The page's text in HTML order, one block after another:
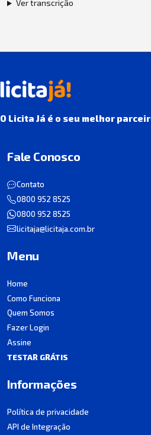
Ver transcrição
O Licita Já é o seu melhor
Fale Conosco
Contato
0800 952 8525
0800 952 8525
licitaja@licitaja.com.br
Menu
Home
Como Funciona
Quem Somos
Fazer Login
Assine
TESTAR GRÁTIS
Informações
Política de privacidade
API de Integração